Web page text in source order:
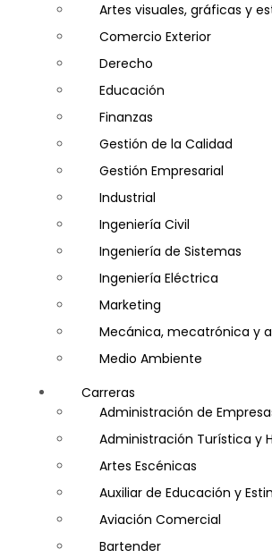
Visitador Médico
Artes visuales, gráficas y
Comercio Exterior
Derecho
Educación
Finanzas
Gestión de la Calidad
Gestión Empresarial
Industrial
Ingeniería Civil
Ingeniería de Sistemas
Ingeniería Eléctrica
Marketing
Mecánica, mecatrónica y
Medio Ambiente
Minería e Hidrocarburos
Salud y Psicología
Seguridad
Carreras
Administración de
Administración Turística y
Artes Escénicas
Auxiliar de Educación y
Aviación Comercial
Bartender